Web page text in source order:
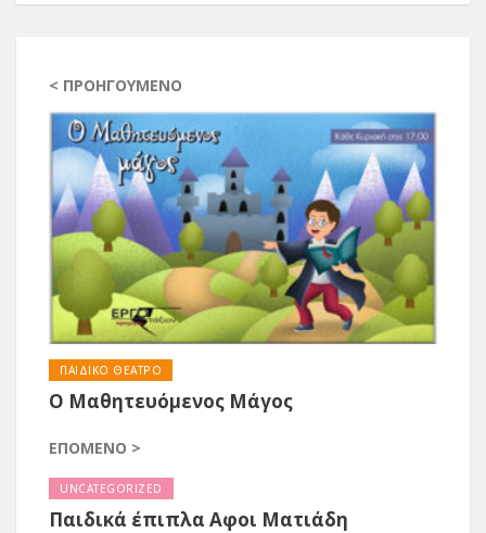
< ΠΡΟΗΓΟΎΜΕΝΟ
ΠΑΙΔΙΚΟ ΘΕΑΤΡΟ
Ο Μαθητευόμενος Μάγος
ΕΠΌΜΕΝΟ >
UNCATEGORIZED
Παιδικά έπιπλα Αφοι Ματιάδη